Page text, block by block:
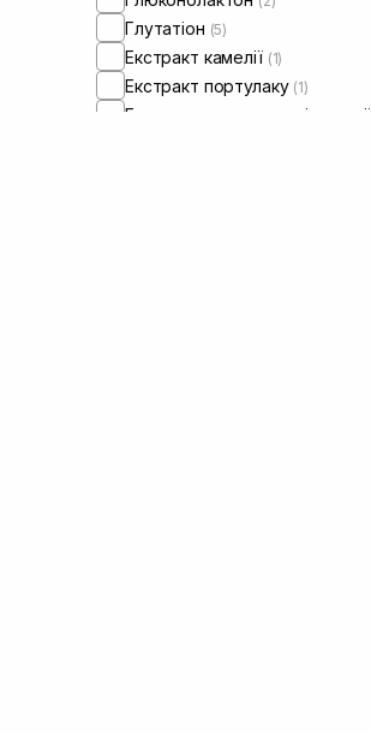
Глутатіон (5)
Екстракт камелії (1)
Екстракт портулаку (1)
Екстракт центелли азіатської